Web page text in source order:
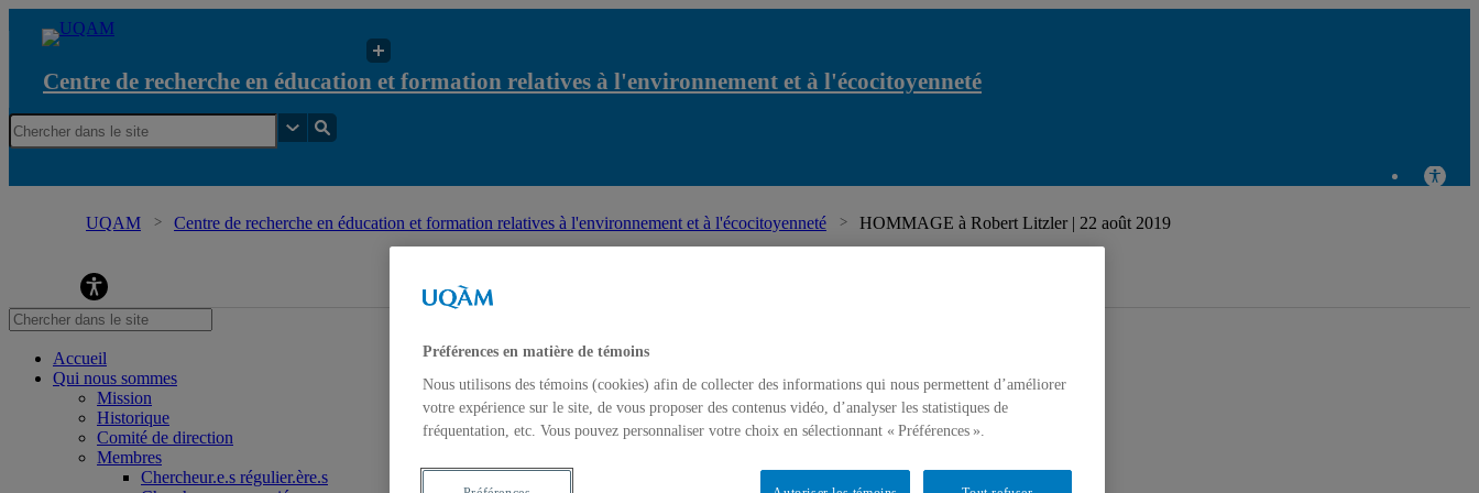
Centre de recherche en éducation et formation relatives à l'environnement et à l'écocitoyenneté
UQAM Centre de recherche en éducation et formation relatives à l'environnement et à l'écocitoyenneté HOMMAGE à Robert Litzler | 22 août 2019
Accueil
Qui nous sommes
Mission
Historique
Comité de direction
Membres
Chercheur.e.s régulier.ère.s
Préférences en matière de témoins
Nous utilisons des témoins (cookies) afin de collecter des informations qui nous permettent d’améliorer
votre expérience sur le site, de vous proposer des contenus vidéo, d’analyser les statistiques de
fréquentation, etc. Vous pouvez personnaliser votre choix en sélectionnant « Préférences ».